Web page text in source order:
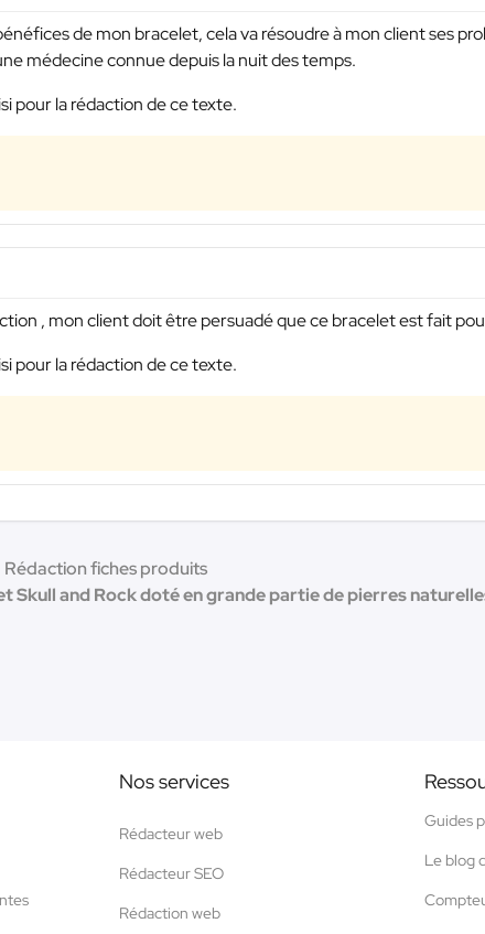
de mon bracelet, cela va résoudre à mon client ses
médecine connue depuis la nuit des temps.
pour la rédaction de ce texte.
, mon client doit être persuadé que ce bracelet est fait
pour la rédaction de ce texte.
Rédaction fiches produits
Skull and Rock doté en grande partie de pierres
Nos services
Rédacteur web
Rédacteur SEO
Rédaction web
Guides
Le blog